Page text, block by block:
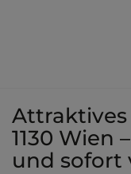
Attraktives
1130 Wien
und sofort